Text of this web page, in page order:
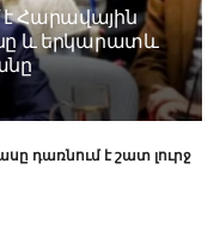
Հարավային
և երկարատև
դառնում է շատ լուրջ